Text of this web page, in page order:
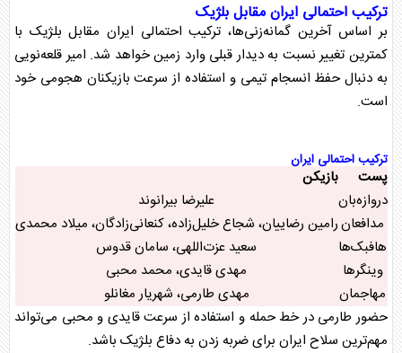
ترکیب احتمالی ایران مقابل بلژیک
بر اساس آخرین گمانه‌زنی‌ها، ترکیب احتمالی ایران مقابل بلژیک با
کمترین تغییر نسبت به دیدار قبلی وارد زمین خواهد شد. امیر قلعه‌نویی
به دنبال حفظ انسجام تیمی و استفاده از سرعت بازیکنان هجومی خود
است.
ترکیب احتمالی ایران
پست
بازیکن
دروازه‌بان
علیرضا بیرانوند
مدافعانرامین رضاییان، شجاع خلیل‌زاده، کنعانی‌زادگان، میلاد محمدی
هافبک‌ها
سعید عزت‌اللهی، سامان قدوس
وینگرها
مهدی قایدی، محمد محبی
مهاجمان
مهدی طارمی، شهریار مغانلو
حضور طارمی در خط حمله و استفاده از سرعت قایدی و محبی می‌تواند
مهم‌ترین سلاح ایران برای ضربه زدن به دفاع بلژیک باشد.